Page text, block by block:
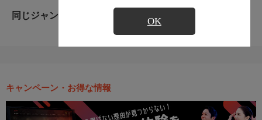
OK
同じジャンルのおすすめ番組
キャンペーン・お得な情報